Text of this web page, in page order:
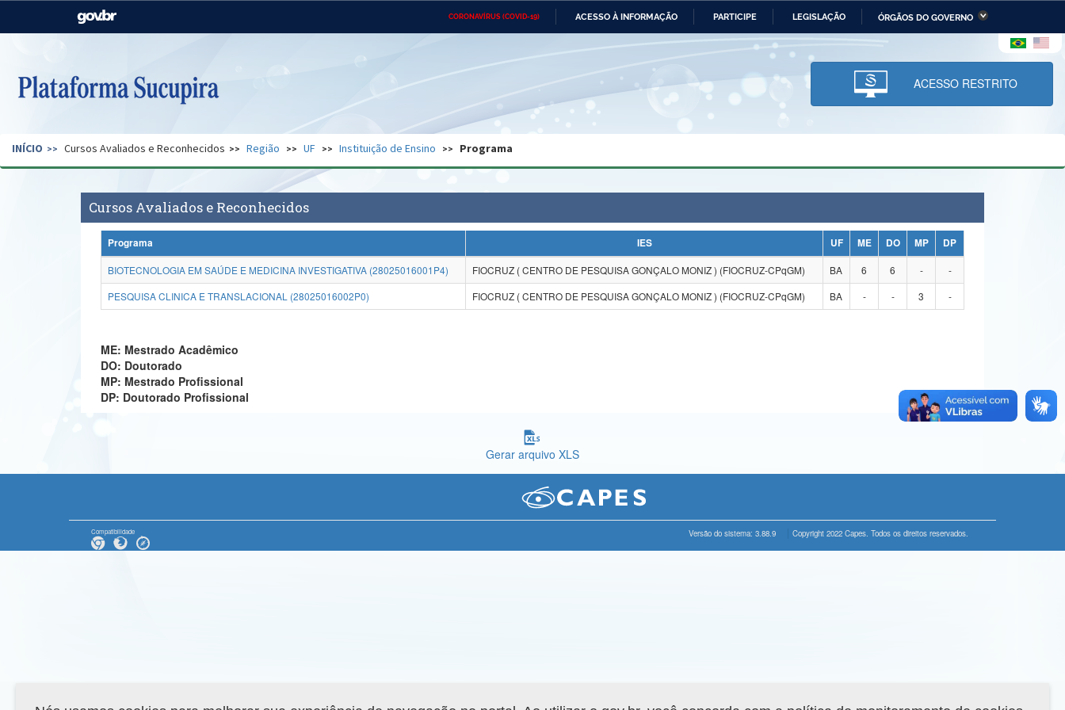
CORONAVÍRUS (COVID-19) ACESSO À INFORMAÇÃO PARTICIPE LEGISLAÇÃO ÓRGÃOS DO GOVERNO
Casa Civil Ministério das Relações Ministério da Economia Ministério da Infraestrutura
Pecuária e Abastecimento
Ministério da Ciência,
Tecnologia, Inovações e
Comunicações
Ministério do Desenvolvimento
Regional e dos Direitos Humanos
Secretaria de Governo Gabinete de Segurança Advocacia-Geral da União Banco Central do Brasil Planalto
ACESSO RESTRITO
INÍCIO Cursos Avaliados e Reconhecidos Região UF Instituição de Ensino Programa
Cursos Avaliados e Reconhecidos
Programa IES UF ME DO MP
DP
BIOTECNOLOGIA EM SAÚDE E MEDICINA INVESTIGATIVA (28025016001P4)
FIOCRUZ ( CENTRO DE PESQUISA GONÇALO MONIZ ) (FIOCRUZ-CPqGM) BA 6 6 -
-
PESQUISA CLINICA E TRANSLACIONAL (28025016002P0)
FIOCRUZ ( CENTRO DE PESQUISA GONÇALO MONIZ ) (FIOCRUZ-CPqGM) BA - - 3 -
ME: Mestrado Acadêmico
DO: Doutorado
MP: Mestrado Profissional
DP: Doutorado Profissional
Gerar arquivo XLS
Compatibilidade Versão do sistema: 3.88.9 Copyright 2022 Capes. Todos os direitos reservados.